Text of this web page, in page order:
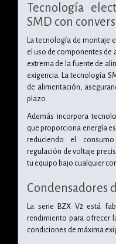
Tecnología
SMD con
La tecnología de montaje
el uso de componentes
extrema de la fuente de
exigencia. La tecnología
de alimentación,
plazo.
Además incorpora
que proporciona energía
reduciendo el
regulación de voltaje
tu equipo bajo cualquier
Condensadores
La serie BZX V2 está
rendimiento para ofrecer
condiciones de máxima